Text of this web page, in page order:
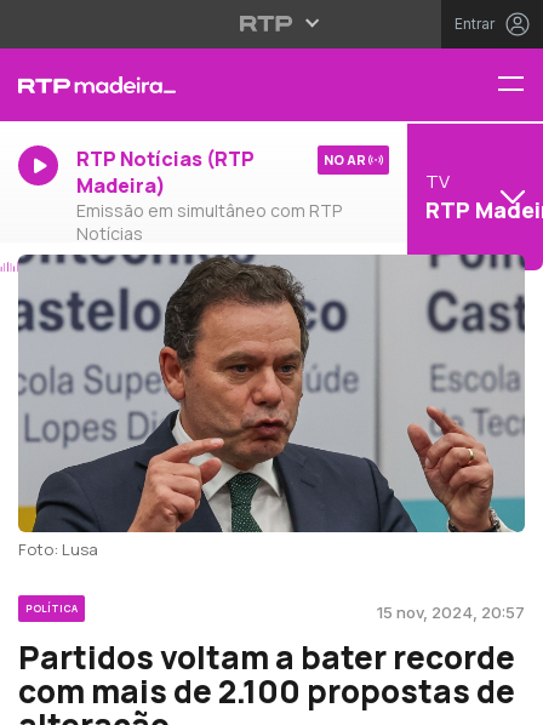
Entrar
RTP Notícias (RTP
Madeira)
Emissão em simultâneo com RTP
Notícias
NO AR
TV
RTP
Foto: Lusa
POLÍTICA 15 nov, 2024, 20:57
Partidos voltam a bater recorde
com mais de 2.100 propostas de